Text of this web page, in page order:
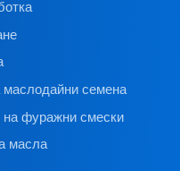
маслодайни семена
на фуражни смески
масла